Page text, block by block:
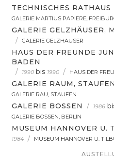
TECHNISCHES RATHAUS
GALERIE MARTIUS PAPIERE,
GALERIE GELZHÄUSER,
/ GALERIE GELZHÄUSER
HAUS DER FREUNDE
BADEN
/
1990 bis 1990 / HAUS DER
GALERIE RAUM, STAUFEN
GALERIE RAU, STAUFEN
GALERIE BOSSEN / 1986
GALERIE BOSSEN, BERLIN
MUSEUM HANNOVER U.
1984 / MUSEUM HANNOVER U.